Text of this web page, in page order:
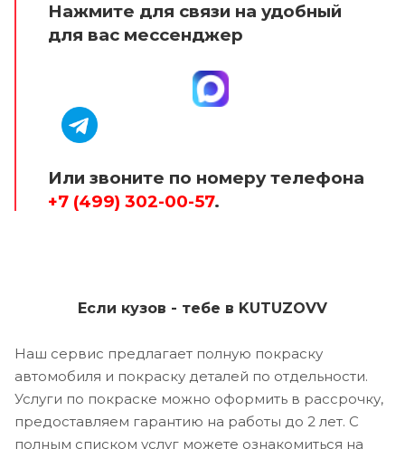
Нажмите для связи на удобный
для вас мессенджер
Или звоните по номеру телефона
+7 (499) 302-00-57.
Если кузов - тебе в KUTUZOVV
Наш сервис предлагает полную покраску
автомобиля и покраску деталей по отдельности.
Услуги по покраске можно оформить в рассрочку,
предоставляем гарантию на работы до 2 лет. С
полным списком услуг можете ознакомиться на